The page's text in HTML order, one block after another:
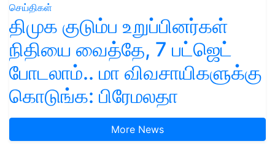
செய்திகள்
திமுக குடும்ப உறுப்பினர்கள்
நிதியை வைத்தே, 7 பட்ஜெட்
போடலாம்.. மா விவசாயிகளுக்கு
கொடுங்க: பிரேமலதா
More News